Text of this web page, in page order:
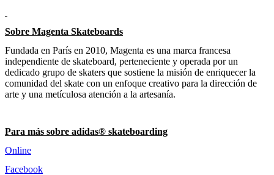
Sobre Magenta Skateboards
Fundada en París en 2010, Magenta es una marca francesa
independiente de skateboard, perteneciente y operada por un
dedicado grupo de skaters que sostiene la misión de enriquecer la
comunidad del skate con un enfoque creativo para la dirección de
arte y una metículosa atención a la artesanía.
Para más sobre adidas® skateboarding
Online
Facebook